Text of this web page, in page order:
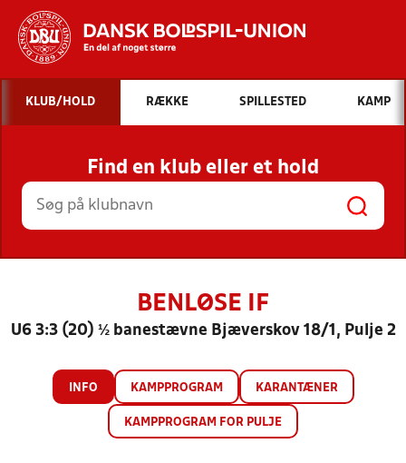
Hvad vil du søge efter?
INDHOLD OG NYHEDER
STILLINGER, RESULTATER, KLUBBER OG
HOLD
KLUB/HOLD RÆKKE SPILLESTED KAMP
Find en klub eller et hold
BENLØSE IF
U6 3:3 (20) ½ banestævne Bjæverskov 18/1, Pulje 2
INFO KAMPPROGRAM KARANTÆNER
KAMPPROGRAM FOR PULJE